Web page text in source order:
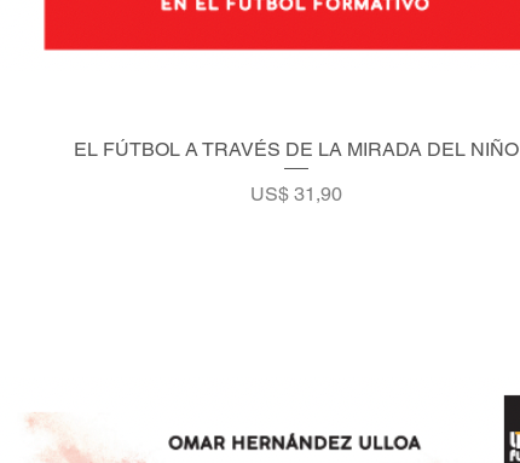
Vista rápida
EL FÚTBOL A TRAVÉS DE LA MIRADA DEL NIÑO
Precio
US$ 31,90